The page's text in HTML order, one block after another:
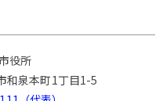
役所
和泉本町1丁目1-5